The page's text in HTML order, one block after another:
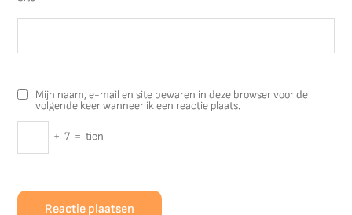
Mijn naam, e-mail en site bewaren in deze browser voor de
volgende keer wanneer ik een reactie plaats.
+ 7 = tien